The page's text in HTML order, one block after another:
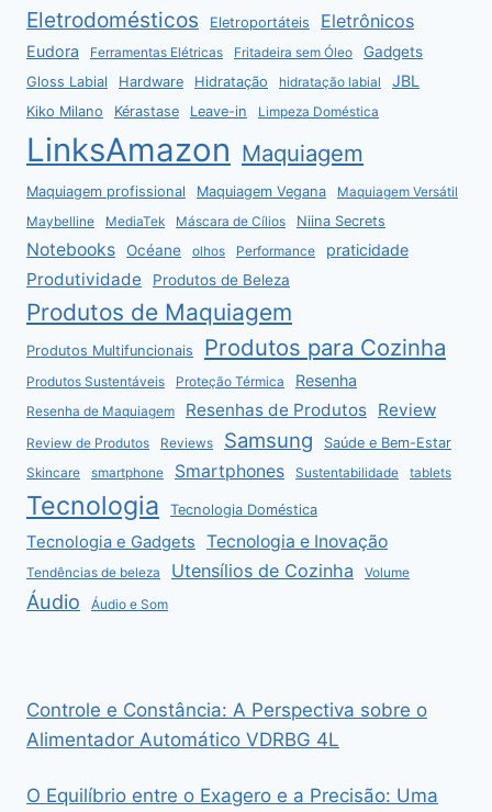
Eletrodomésticos Eletroportáteis Eletrônicos
Eudora Ferramentas Elétricas Fritadeira sem Óleo Gadgets
Gloss Labial Hardware Hidratação hidratação labial JBL
Kiko Milano Kérastase Leave-in Limpeza Doméstica
LinksAmazon Maquiagem
Maquiagem profissional Maquiagem Vegana
Maquiagem Versátil
Maybelline
MediaTek Máscara de Cílios Niina Secrets
Notebooks Océane olhos Performance praticidade
Produtividade Produtos de Beleza
Produtos de Maquiagem
Produtos Multifuncionais Produtos para Cozinha
Produtos Sustentáveis Proteção Térmica Resenha
Resenha de Maquiagem Resenhas de Produtos Review
Review de Produtos Reviews Samsung Saúde e Bem-Estar
Skincare smartphone Smartphones Sustentabilidade tablets
Tecnologia Tecnologia Doméstica
Tecnologia e Gadgets Tecnologia e Inovação
Tendências de beleza Utensílios de Cozinha Volume
Áudio Áudio e Som
Controle e Constância: A Perspectiva sobre o
Alimentador Automático VDRBG 4L
O Equilíbrio entre o Exagero e a Precisão: Uma